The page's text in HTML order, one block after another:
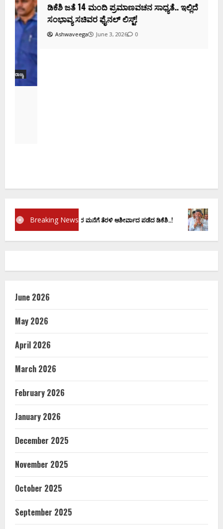
ಡಿಕೆಶಿ ಜತೆ 14 ಮಂದಿ ಪ್ರಮಾಣವಚನ ಸಾಧ್ಯತೆ.. ಇಲ್ಲಿದೆ
ಸಂಭಾವ್ಯ ಸಚಿವರ ಫೈನಲ್ ಲಿಸ್ಟ್‌!
Ashwaveega June 3, 2026 0
Breaking News
ವಚನಕ್ಕೂ ಮುನ್ನ ದೊಡ್ಡಗೌಡರ ಮನೆಗೆ ತೆರಳಿ ಆಶೀರ್ವಾದ ಪಡೆದ ಡಿಕೆಶಿ..! ಡಿ.ಕೆ
June 2026
May 2026
April 2026
March 2026
February 2026
January 2026
December 2025
November 2025
October 2025
September 2025